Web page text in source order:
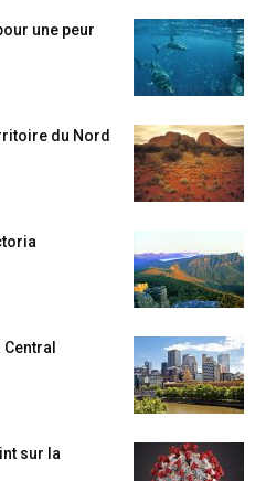
une peur
du Nord
sur la